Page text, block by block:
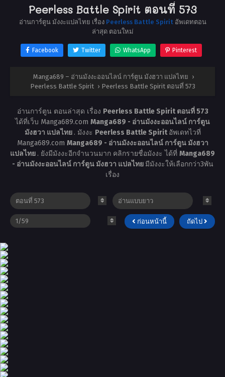
Peerless Battle Spirit ตอนที่ 573
อ่านการ์ตูน มังงะแปลไทย เรื่อง Peerless Battle Spiritอัพเดทตอน
ล่าสุด ตอนใหม่
Facebook Twitter WhatsApp Pinterest
Manga689 – อ่านมังงะออนไลน์ การ์ตูน มังฮวา แปลไทย ›
Peerless Battle Spirit › Peerless Battle Spirit ตอนที่ 573
อ่านการ์ตูน ตอนล่าสุด เรื่อง Peerless Battle Spirit ตอนที่ 573
ได้ที่เว็บ Manga689.com Manga689 - อ่านมังงะออนไลน์ การ์ตูน
มังฮวา แปลไทย . มังงะ Peerless Battle Spiritอัพเดทไวที่
Manga689.com Manga689 - อ่านมังงะออนไลน์ การ์ตูน มังฮวา
แปลไทย . ยังมีมังงะอีกจำนวนมาก คลิกรายชื่อมังงะ ได้ที่ Manga689
- อ่านมังงะออนไลน์ การ์ตูน มังฮวา แปลไทย มีมังงะให้เลือกกว่า3พัน
เรื่อง
ก่อนหน้านี้ ถัดไป